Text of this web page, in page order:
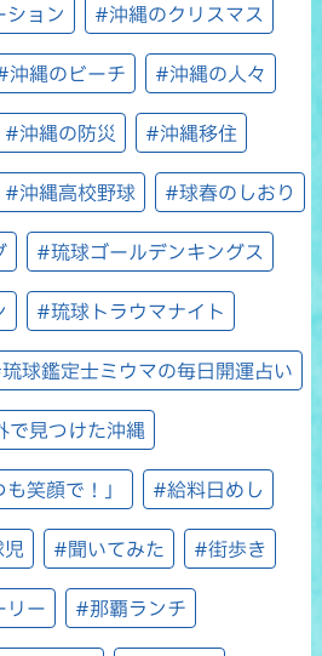
ション #沖縄のクリスマス
沖縄のビーチ #沖縄の人々
#沖縄の防災 #沖縄移住
#沖縄高校野球 #球春のしおり
#琉球ゴールデンキングス
#琉球トラウマナイト
球鑑定士ミウマの毎日開運占い
で見つけた沖縄
笑顔で！」 #給料日めし
#聞いてみた #街歩き
リー #那覇ランチ